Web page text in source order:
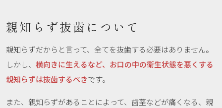
親知らず抜歯について
親知らずだからと言って、全てを抜歯する必要はありません。
しかし、 横向きに生えるなど、お口の中の衛生状態を悪くする
親知らずは抜歯するべきです。
また、親知らずがあることによって、歯茎などが痛くなる、親